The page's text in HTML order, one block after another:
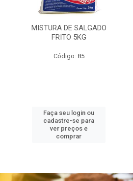
MISTURA DE SALGADO
FRITO 5KG
Código: 85
Faça seu login ou
cadastre-se para
ver preços e
comprar